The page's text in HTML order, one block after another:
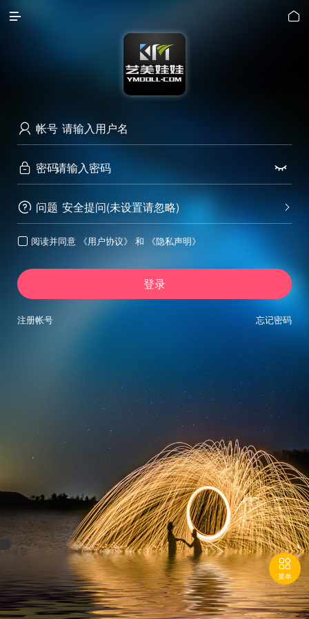
 
 帐号
 密码 
 问题 
安全提问(未设置请忽略)
 阅读并同意 《用户协议》 和 《隐私声明》
登录
忘记密码
注册帐号

菜单